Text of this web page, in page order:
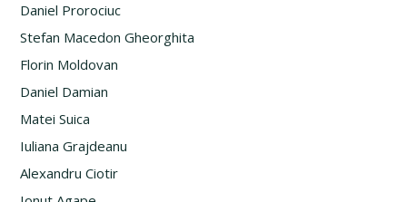
Daniel Prorociuc
Stefan Macedon Gheorghita
Florin Moldovan
Daniel Damian
Matei Suica
Iuliana Grajdeanu
Alexandru Ciotir